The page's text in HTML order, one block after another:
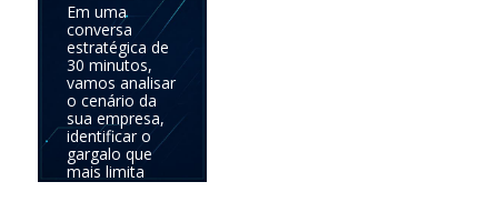
Em uma
conversa
estratégica de
30 minutos,
vamos analisar
o cenário da
sua empresa,
identificar o
gargalo que
mais limita